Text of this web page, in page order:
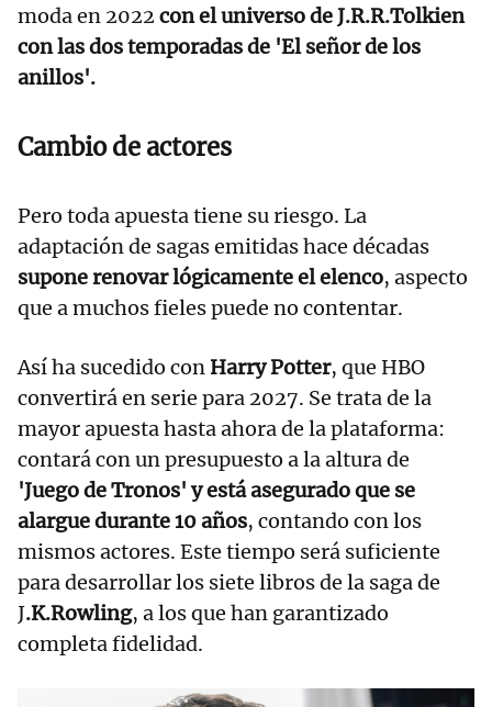
moda en 2022 con el universo de J.R.R.Tolkien
con las dos temporadas de 'El señor de los
anillos'.
Cambio de actores
Pero toda apuesta tiene su riesgo. La
adaptación de sagas emitidas hace décadas
supone renovar lógicamente el elenco, aspecto
que a muchos fieles puede no contentar.
Así ha sucedido con Harry Potter, que HBO
convertirá en serie para 2027. Se trata de la
mayor apuesta hasta ahora de la plataforma:
contará con un presupuesto a la altura de
'Juego de Tronos' y está asegurado que se
alargue durante 10 años, contando con los
mismos actores. Este tiempo será suficiente
para desarrollar los siete libros de la saga de
J.K.Rowling, a los que han garantizado
completa fidelidad.